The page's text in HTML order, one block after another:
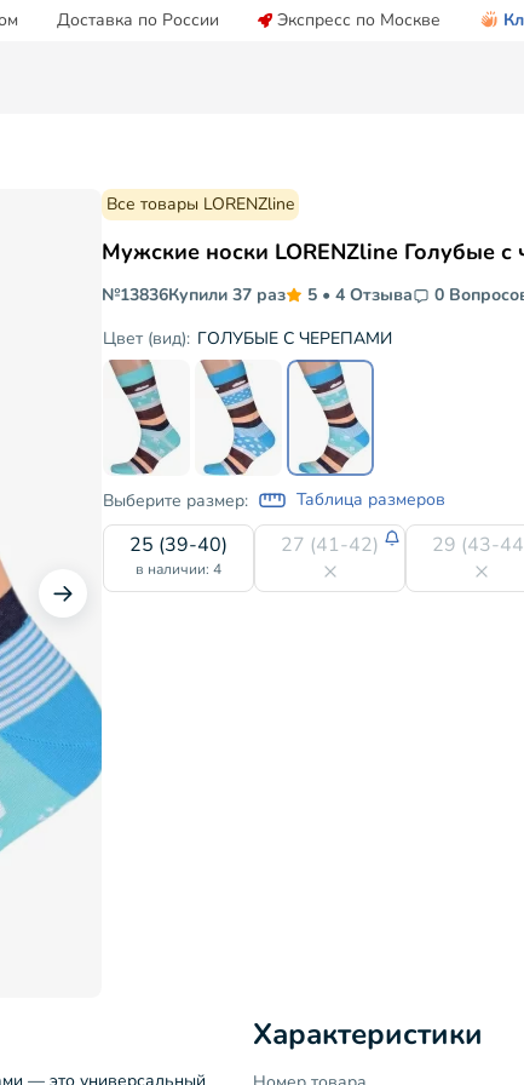
Доставка по России Экспресс по Москве
Все товары LORENZline
Мужские носки LORENZline Голубые с
№13836Купили 37 раз 5 • 4 Отзыва
0
Цвет (вид): ГОЛУБЫЕ С ЧЕРЕПАМИ
Выберите размер: Таблица размеров
25 (39-40)
в наличии: 4
27 (41-42) 29 (43-
Характеристики